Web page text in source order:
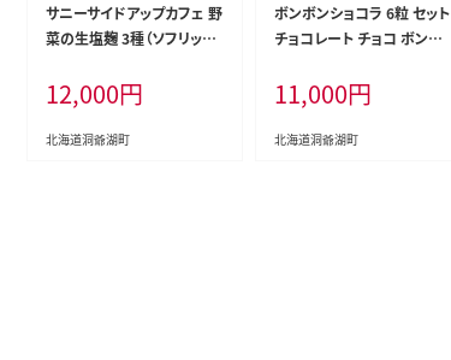
サニーサイドアップカフェ 野
菜の生塩麹 3種（ソフリット
セレクト）
12,000円
北海道洞爺湖町
ボンボンショコラ 6粒 セット
チョコレート チョコ ボンボ
おやつ 洋菓子 製菓 ショコラ
ティエ オリジナル 贈り物 ギ
フト お取り寄せ 送料無料
11,000円
北海道洞爺湖町